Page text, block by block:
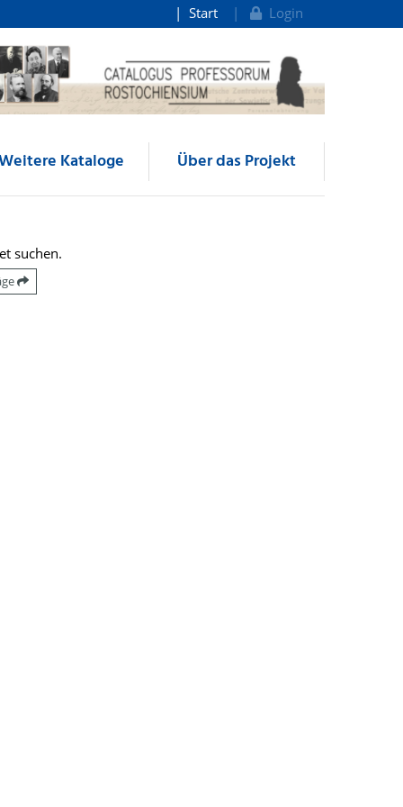
Start Login
Kataloge Über das Projekt
suchen.